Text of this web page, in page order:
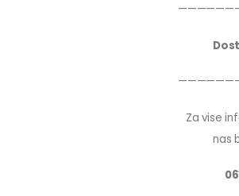
Za vise
nas